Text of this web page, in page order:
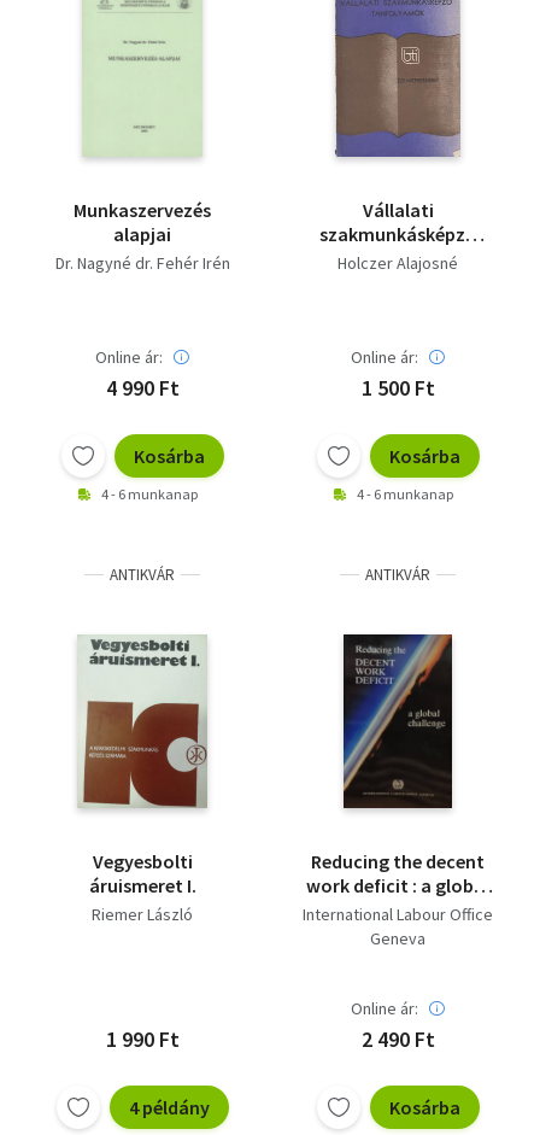
Munkaszervezés
alapjai
Dr. Nagyné dr. Fehér Irén
Online ár:
4 990 Ft
Kosárba
4 - 6 munkanap
Vállalati
szakmunkásképző
tanfolyamok-
Holczer Alajosné
Online ár:
1 500 Ft
Kosárba
4 - 6 munkanap
ANTIKVÁR
Vegyesbolti
áruismeret I.
Riemer László
1 990 Ft
4 példány
ANTIKVÁR
Reducing the decent
work deficit : a global
challenge
International Labour Office
Geneva
Online ár:
2 490 Ft
Kosárba